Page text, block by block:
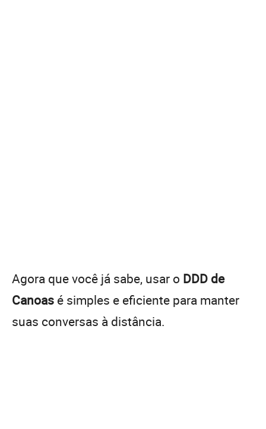
Agora que você já sabe, usar o DDD de
Canoas é simples e eficiente para manter
suas conversas à distância.